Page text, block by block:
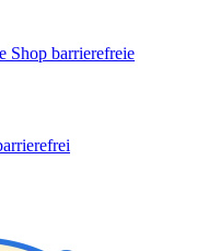
Shop barrierefreie